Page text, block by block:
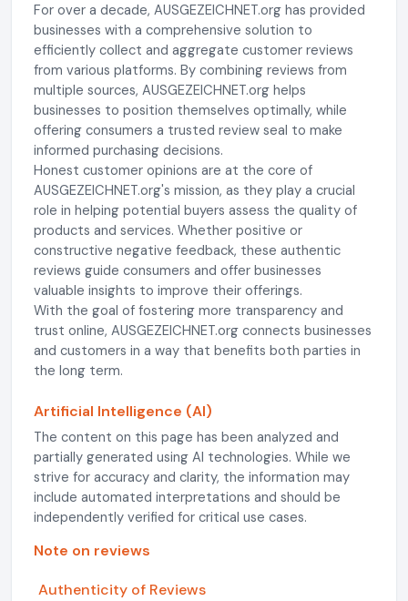
For over a decade, AUSGEZEICHNET.org has provided
businesses with a comprehensive solution to
efficiently collect and aggregate customer reviews
from various platforms. By combining reviews from
multiple sources, AUSGEZEICHNET.org helps
businesses to position themselves optimally, while
offering consumers a trusted review seal to make
informed purchasing decisions.
Honest customer opinions are at the core of
AUSGEZEICHNET.org's mission, as they play a crucial
role in helping potential buyers assess the quality of
products and services. Whether positive or
constructive negative feedback, these authentic
reviews guide consumers and offer businesses
valuable insights to improve their offerings.
With the goal of fostering more transparency and
trust online, AUSGEZEICHNET.org connects businesses
and customers in a way that benefits both parties in
the long term.
Artificial Intelligence (AI)
The content on this page has been analyzed and
partially generated using AI technologies. While we
strive for accuracy and clarity, the information may
include automated interpretations and should be
independently verified for critical use cases.
Note on reviews
Authenticity of Reviews